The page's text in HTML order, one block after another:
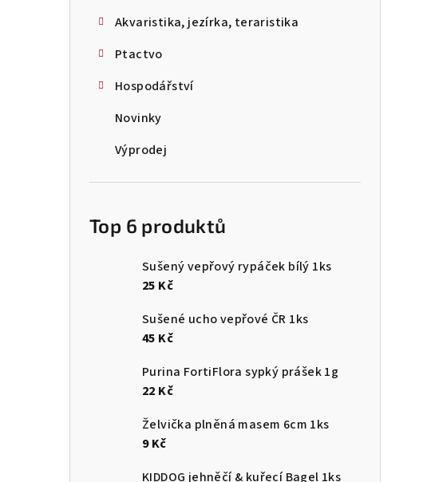
Akvaristika, jezírka, teraristika
Ptactvo
Hospodářství
Novinky
Výprodej
Top 6 produktů
Sušený vepřový rypáček bílý 1ks
25 Kč
Sušené ucho vepřové ČR 1ks
45 Kč
Purina FortiFlora sypký prášek 1g
22 Kč
Želvička plněná masem 6cm 1ks
9 Kč
KIDDOG jehněčí & kuřecí Bagel 1ks